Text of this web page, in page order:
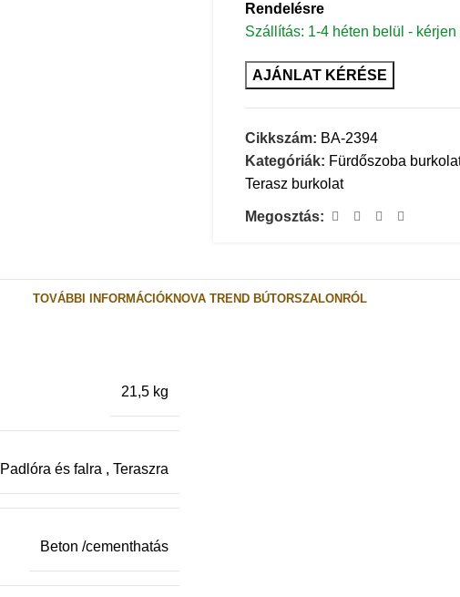
Rendelésre
Szállítás: 1-4 héten belül - kérjen
AJÁNLAT KÉRÉSE
Cikkszám: BA-2394
Kategóriák: Fürdőszoba
Terasz burkolat
Megosztás:
TOVÁBBI INFORMÁCIÓKNOVA TREND BÚTORSZALONRÓL
21,5 kg
Padlóra és falra , Teraszra
Beton /cementhatás